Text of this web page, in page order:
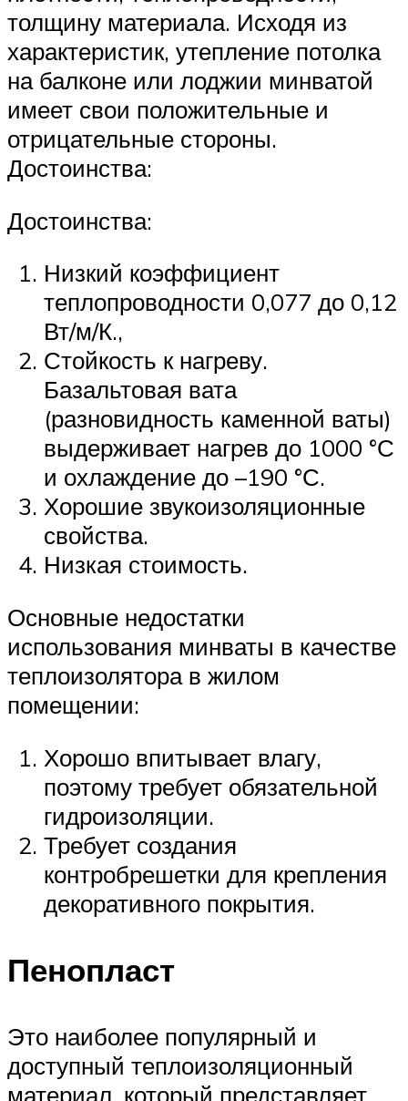
толщину материала. Исходя из
характеристик, утепление потолка
на балконе или лоджии минватой
имеет свои положительные и
отрицательные стороны.
Достоинства:
Достоинства:
Низкий коэффициент
теплопроводности 0,077 до 0,12
Вт/м/К.,
Стойкость к нагреву.
Базальтовая вата
(разновидность каменной ваты)
выдерживает нагрев до 1000 °С
и охлаждение до –190 °С.
Хорошие звукоизоляционные
свойства.
Низкая стоимость.
Основные недостатки
использования минваты в качестве
теплоизолятора в жилом
помещении:
Хорошо впитывает влагу,
поэтому требует обязательной
гидроизоляции.
Требует создания
контробрешетки для крепления
декоративного покрытия.
Пенопласт
Это наиболее популярный и
доступный теплоизоляционный
материал, который представляет